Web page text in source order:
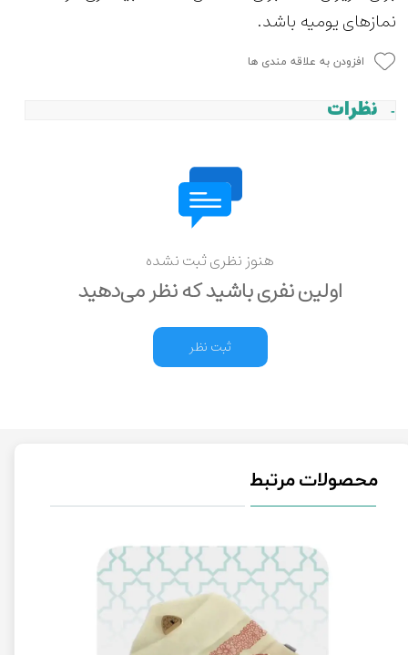
نمازهای یومیه باشد.
افزودن به علاقه مندی ها
نظرات
هنوز نظری ثبت نشده
اولین نفری باشید که نظر می‌دهید
ثبت نظر
محصولات مرتبط